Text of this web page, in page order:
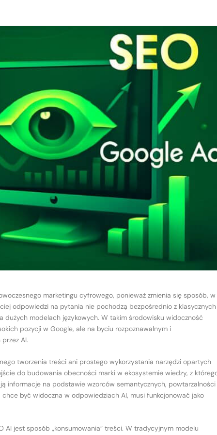
marketingu cyfrowego, ponieważ zmienia się sposób, w
odpowiedzi na pytania nie pochodzą bezpośrednio z klasycznych
dużych modelach językowych. W takim środowisku widoczność
pozycji w Google, ale na byciu rozpoznawalnym i
AI.
tworzenia treści ani prostego wykorzystania narzędzi opartych
do budowania obecności marki w ekosystemie wiedzy, z
informacje na podstawie wzorców semantycznych, powtarzalności
być widoczna w odpowiedziach AI, musi funkcjonować jako
AI jest sposób „konsumowania” treści. W tradycyjnym modelu